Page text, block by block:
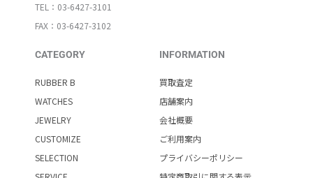
TEL：03-6427-3101
FAX：03-6427-3102
CATEGORY
RUBBER B
WATCHES
JEWELRY
CUSTOMIZE
SELECTION
INFORMATION
買取査定
店舗案内
会社概要
ご利用案内
プライバシーポリシー